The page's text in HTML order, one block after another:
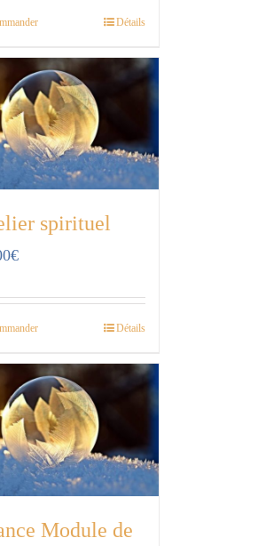
Détails
spirituel
€
Détails
Module de